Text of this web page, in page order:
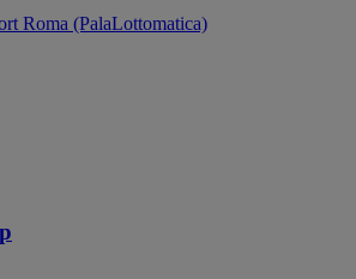
Roma (PalaLottomatica)